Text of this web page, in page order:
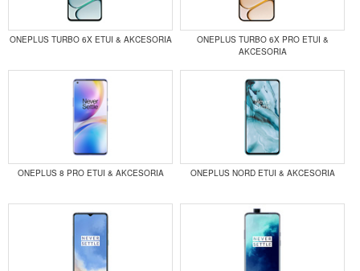
ONEPLUS TURBO 6X ETUI & AKCESORIA
ONEPLUS TURBO 6X PRO ETUI &
AKCESORIA
ONEPLUS 8 PRO ETUI & AKCESORIA ONEPLUS NORD ETUI & AKCESORIA